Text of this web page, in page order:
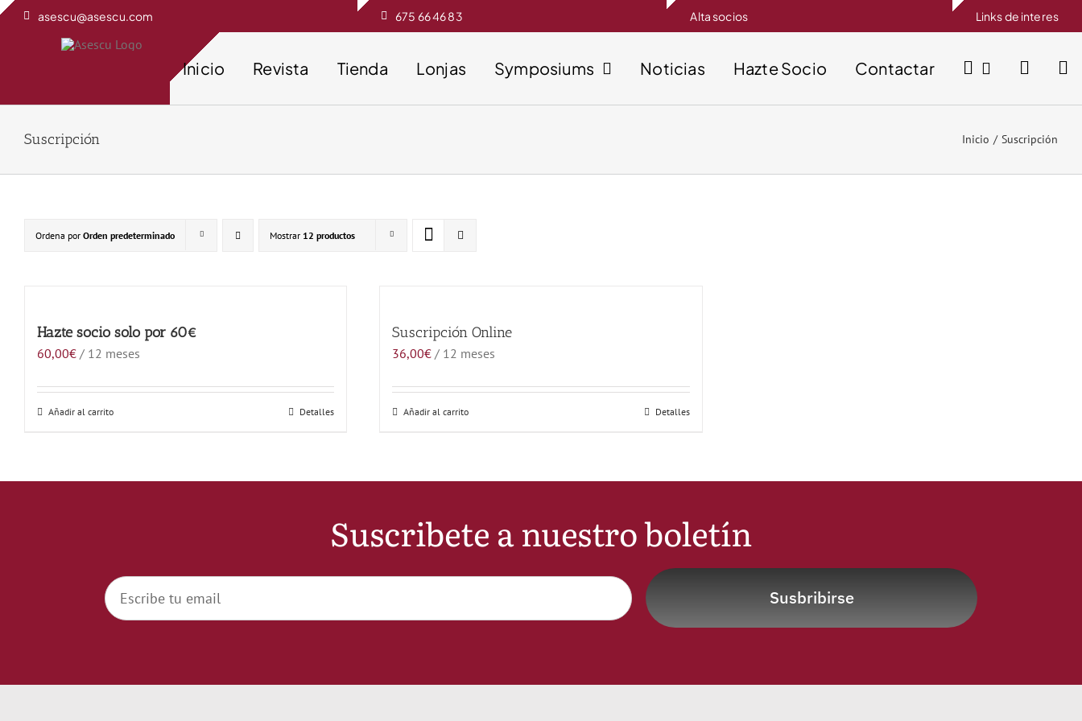
Saltar
asescu@asescu.com 675 66 46 83 Alta socios Links de interes
Inicio Revista Tienda Lonjas Symposiums Noticias Hazte Socio Contactar
Suscripción Inicio Suscripción
Ordena por Orden predeterminado Mostrar 12 productos
Hazte socio solo por 60€
60,00€ / 12 meses
Añadir al carrito Detalles
Suscripción Online
36,00€ / 12 meses
Añadir al carrito Detalles
Suscribete a nuestro boletín
Susbribirse